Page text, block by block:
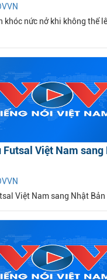
khóc nức nở khi không thể
Futsal Việt Nam sang
Việt Nam sang Nhật